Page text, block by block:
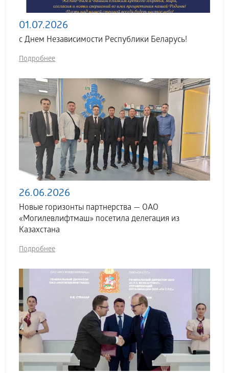
01.07.2026
с Днем Независимости Республики Беларусь!
Подробнее
26.06.2026
Новые горизонты партнерства — ОАО
«Могилевлифтмаш» посетила делегация из
Казахстана
Подробнее